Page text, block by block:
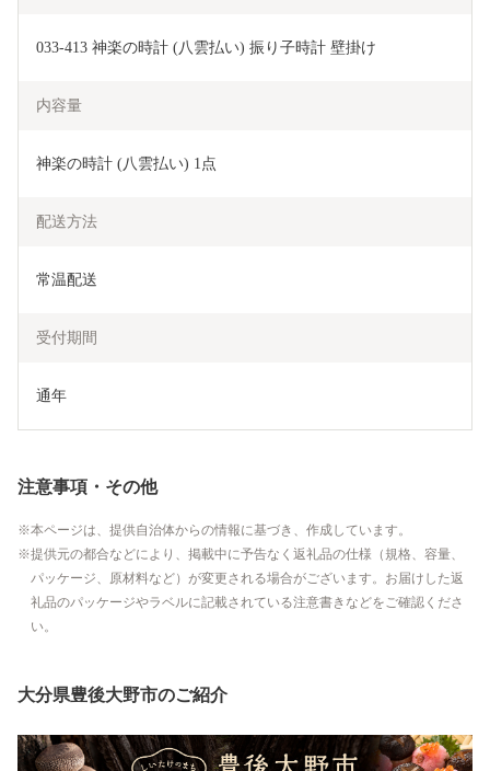
033-413 神楽の時計 (八雲払い) 振り子時計 壁掛け
内容量
神楽の時計 (八雲払い) 1点
配送方法
常温配送
受付期間
通年
注意事項・その他
本ページは、提供自治体からの情報に基づき、作成しています。
提供元の都合などにより、掲載中に予告なく返礼品の仕様（規格、容量、
パッケージ、原材料など）が変更される場合がございます。お届けした返
礼品のパッケージやラベルに記載されている注意書きなどをご確認くださ
い。
大分県豊後大野市のご紹介